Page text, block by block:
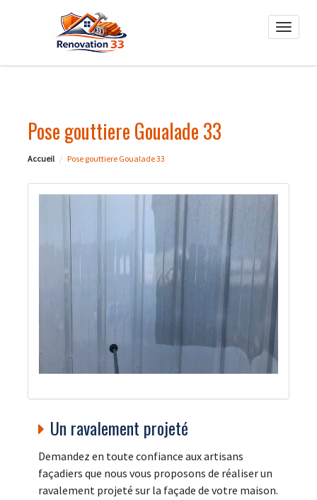
Toggle
Pose gouttiere Goualade 33
Accueil Pose gouttiere Goualade 33
Un ravalement projeté
Demandez en toute confiance aux artisans
façadiers que nous vous proposons de réaliser un
ravalement projeté sur la façade de votre maison.